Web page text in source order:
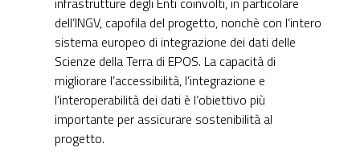
dell’INGV, capofila del progetto, nonchè con l’intero
sistema europeo di integrazione dei dati delle
Scienze della Terra di EPOS. La capacità di
migliorare l’accessibilità, l’integrazione e
l'interoperabilità dei dati è l’obiettivo più
importante per assicurare sostenibilità al
progetto.